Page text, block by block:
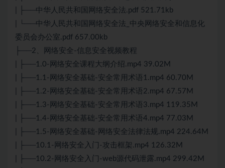
| ├──中华人民共和国网络安全法.pdf 521.71kb
| └──中华人民共和国网络安全法_中央网络安全和信息化
委员会办公室.pdf 657.00kb
├──2、网络安全-信息安全视频教程
| ├──1.0-网络安全课程大纲介绍.mp4 39.02M
| ├──1.1-网络安全基础-安全常用术语1.mp4 60.70M
| ├──1.2-网络安全基础-安全常用术语2.mp4 67.57M
| ├──1.3-网络安全基础-安全常用术语3.mp4 119.35M
| ├──1.4-网络安全基础-安全常用术语4.mp4 77.03M
| ├──1.5-网络安全基础-网络安全法律法规.mp4 224.64M
| ├──10.1-网络安全入门-攻击框架.mp4 126.32M
| ├──10.2-网络安全入门-web源代码泄露.mp4 299.42M